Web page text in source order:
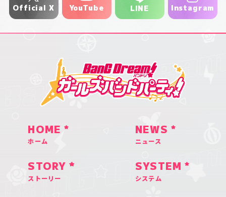
Official X YouTube LINE Instagram
HOME
ホーム
NEWS
ニュース
STORY
ストーリー
SYSTEM
システム